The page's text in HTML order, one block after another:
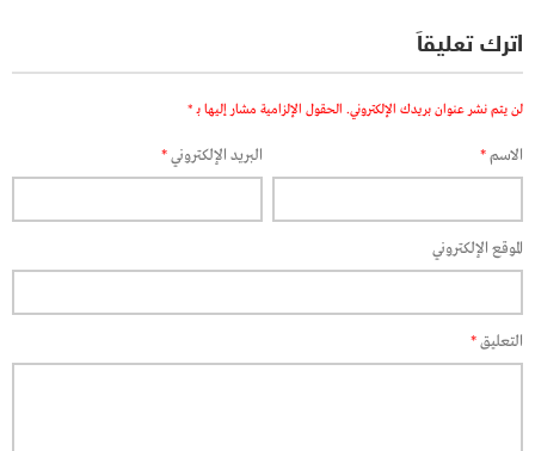
اترك تعليقاً
لن يتم نشر عنوان بريدك الإلكتروني. الحقول الإلزامية مشار إليها بـ *
الاسم* البريد الإلكتروني*
الموقع الإلكتروني
التعليق*